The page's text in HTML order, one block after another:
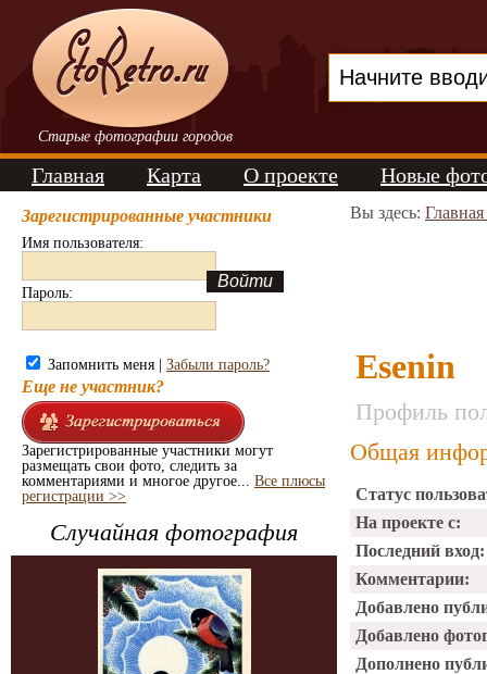
Старые фотографии городов
Главная Карта О проекте Новые
Зарегистрированные участники
Имя пользователя:
Пароль:
Запомнить меня | Забыли пароль?
Еще не участник?
Зарегистрированные участники могут
размещать свои фото, следить за
комментариями и многое другое... Все плюсы
регистрации >>
Случайная фотография
Вы здесь:
Esenin
Профиль
Общая
Статус
На проекте с:
Последний вход:
Комментарии:
Добавлено
Добавлено
Дополнено